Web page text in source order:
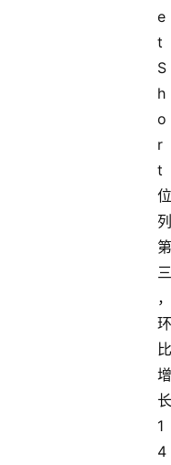
e
t
S
h
o
r
t
位
列
第
三
，
环
比
增
长
1
4